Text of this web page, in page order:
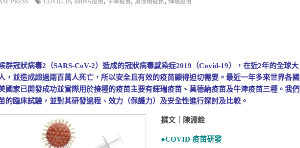
PRESS COVID-19 mRNA疫苗 牛津疫苗 莫德納疫苗 輝瑞疫苗
群冠狀病毒2（SARS-CoV-2）造成的冠狀病毒感染症2019（Covid-19），在近2年的全球大
，並造成超過兩百萬人死亡，所以安全且有效的疫苗顯得迫切需要。最近一年多來世界各國
國家已開發成功並實際用於接種的疫苗主要有輝瑞疫苗、莫德納疫苗及牛津疫苗三種。我們
的臨床試驗，並對其研發過程、效力（保護力）及安全性進行探討及比較。
撰文｜陳淵銓
●COVID 疫苗研發